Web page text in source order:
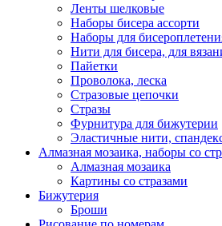
Ленты шелковые
Наборы бисера ассорти
Наборы для
Нити для бисера, для
Пайетки
Проволока, леска
Стразовые цепочки
Стразы
Фурнитура для бижутерии
Эластичные нити,
Алмазная мозаика, наборы со
Алмазная мозаика
Картины co стразами
Бижутерия
Броши